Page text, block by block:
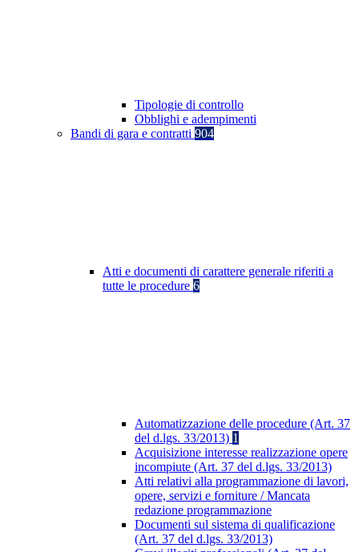
Tipologie di controllo
Obblighi e adempimenti
Bandi di gara e contratti 904
Atti e documenti di carattere generale riferiti a
tutte le procedure 6
Automatizzazione delle procedure (Art. 37
del d.lgs. 33/2013) 1
Acquisizione interesse realizzazione opere
incompiute (Art. 37 del d.lgs. 33/2013)
Atti relativi alla programmazione di lavori,
opere, servizi e forniture / Mancata
redazione programmazione
Documenti sul sistema di qualificazione
(Art. 37 del d.lgs. 33/2013)